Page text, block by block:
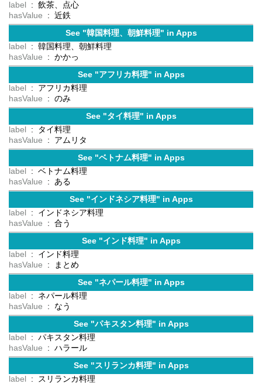
label
: 飲茶、点心
hasValue
: 近鉄
See "韓国料理、朝鮮料理" in Apps
label
: 韓国料理、朝鮮料理
hasValue
: かかっ
See "アフリカ料理" in Apps
label
: アフリカ料理
hasValue
: のみ
See "タイ料理" in Apps
label
: タイ料理
hasValue
: アムリタ
See "ベトナム料理" in Apps
label
: ベトナム料理
hasValue
: ある
See "インドネシア料理" in Apps
label
: インドネシア料理
hasValue
: 合う
See "インド料理" in Apps
label
: インド料理
hasValue
: まとめ
See "ネパール料理" in Apps
label
: ネパール料理
hasValue
: なう
See "パキスタン料理" in Apps
label
: パキスタン料理
hasValue
: ハラール
See "スリランカ料理" in Apps
label
: スリランカ料理